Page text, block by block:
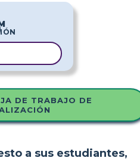
DE TRABAJO DE
a sus estudiantes,